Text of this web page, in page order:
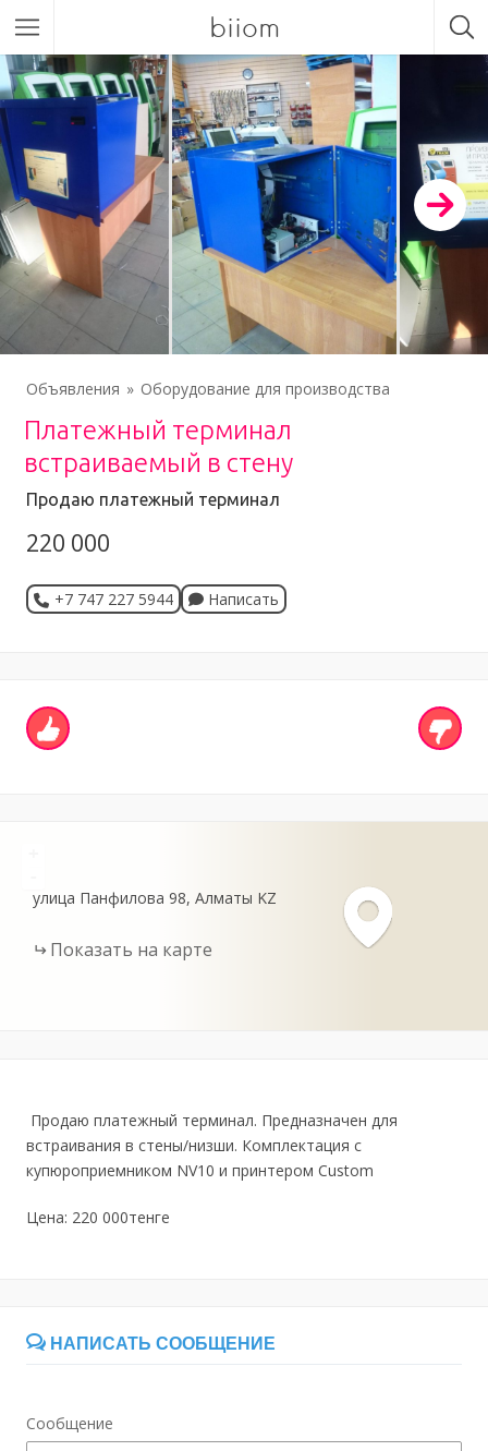
biiom
Объявления Оборудование для производства
Платежный терминал
встраиваемый в стену
Продаю платежный терминал
220 000
+7 747 227 5944 Написать
улица Панфилова 98 Алматы KZ
Показать на карте
Продаю платежный терминал. Предназначен для
встраивания в стены/низши. Комплектация с
купюроприемником NV10 и принтером Custom
Цена: 220 000тенге
НАПИСАТЬ СООБЩЕНИЕ
Сообщение